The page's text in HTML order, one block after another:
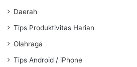
Daerah
Tips Produktivitas Harian
Olahraga
Tips Android / iPhone